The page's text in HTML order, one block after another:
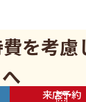
を考慮
来店予約